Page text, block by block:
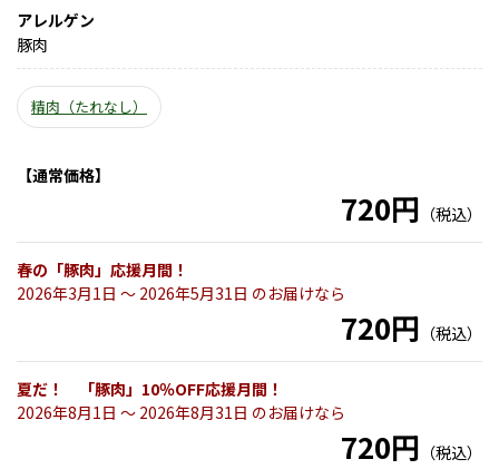
アレルゲン
豚肉
精肉（たれなし）
【通常価格】
720円 （税込）
春の「豚肉」応援月間！
2026年3月1日 〜 2026年5月31日 のお届けなら
720円 （税込）
夏だ！ 「豚肉」10％OFF応援月間！
2026年8月1日 〜 2026年8月31日 のお届けなら
720円 （税込）